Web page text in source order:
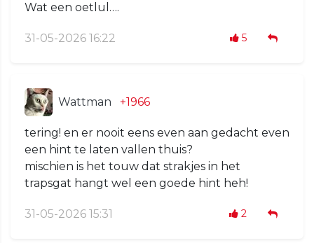
Wat een oetlul….
31-05-2026 16:22 5
Wattman +1966
tering! en er nooit eens even aan gedacht even
een hint te laten vallen thuis?
mischien is het touw dat strakjes in het
trapsgat hangt wel een goede hint heh!
31-05-2026 15:31 2